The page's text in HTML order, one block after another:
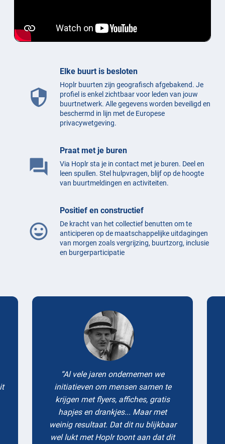
security
Elke buurt is besloten
Hoplr buurten zijn geografisch afgebakend. Je
profiel is enkel zichtbaar voor leden van jouw
buurtnetwerk. Alle gegevens worden beveiligd en
beschermd in lijn met de Europese
privacywetgeving.
question_answer
Praat met je buren
Via Hoplr sta je in contact met je buren. Deel en
leen spullen. Stel hulpvragen, blijf op de hoogte
van buurtmeldingen en activiteiten.
mood
Positief en constructief
De kracht van het collectief benutten om te
anticiperen op de maatschappelijke uitdagingen
van morgen zoals vergrijzing, buurtzorg, inclusie
en burgerparticipatie
Testimonials
Al vele jaren ondernemen we
initiatieven om mensen samen te
krijgen met flyers, affiches, gratis
hapjes en drankjes... Maar met
weinig resultaat. Dat dit nu blijkbaar
wel lukt met Hoplr toont aan dat dit